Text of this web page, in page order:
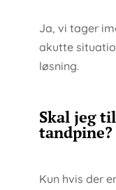
Ja, vi tager
akutte
løsning.
Skal jeg
tandpine?
Kun hvis der